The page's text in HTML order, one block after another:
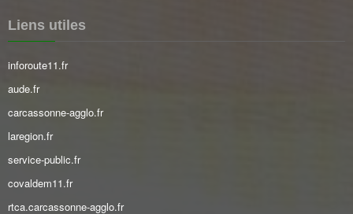
Liens utiles
inforoute11.fr
aude.fr
carcassonne-agglo.fr
laregion.fr
service-public.fr
covaldem11.fr
rtca.carcassonne-agglo.fr